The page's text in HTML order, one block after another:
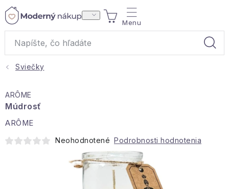
Prejsť
obsah
NÁKUPNÝ
KOŠÍK
Akcie a výpredaj
Darčeky
Bytové vône
Sviečky
ARÔME
Múdrosť
ARÔME
Neohodnotené Podrobnosti hodnotenia